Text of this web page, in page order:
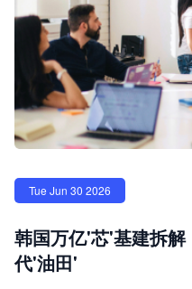
Tue Jun 30 2026
韩国万亿'芯'基建拆
代'油田'